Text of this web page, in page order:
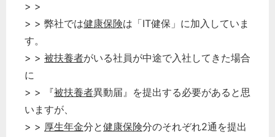
> >
> > 弊社では健康保険は「IT健保」に加入していま
す。
> > 被扶養者がいる社員が中途で入社してきた場合
に
> > 『被扶養者異動届』を提出する必要があると思
いますが、
> > 厚生年金分と健康保険分のそれぞれ2通を提出